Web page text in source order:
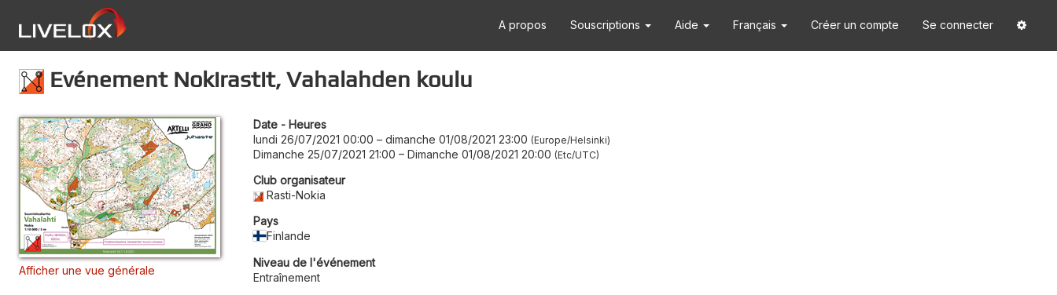
A propos Souscriptions Aide Français Créer un compte Se connecter
Evénement Nokirastit, Vahalahden koulu
Afficher une vue générale
Date - Heures
lundi 26/07/2021 00:00 – dimanche 01/08/2021 23:00 Europe/Helsinki
Dimanche 25/07/2021 21:00 – Dimanche 01/08/2021 20:00 Etc/UTC
Club organisateur
Rasti-Nokia
Pays
Finlande
Niveau de l'événement
Entraînement